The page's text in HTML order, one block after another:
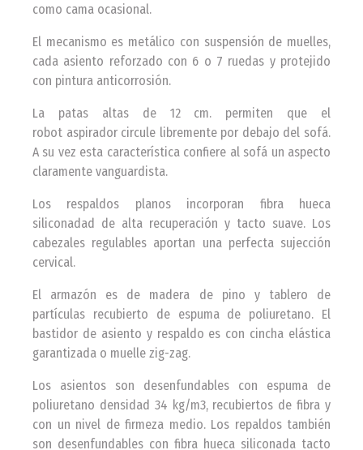
como cama ocasional.
El mecanismo es metálico con suspensión de muelles,
cada asiento reforzado con 6 o 7 ruedas y protejido
con pintura anticorrosión.
La patas altas de 12 cm. permiten que el
robot aspirador circule libremente por debajo del sofá.
A su vez esta característica confiere al sofá un aspecto
claramente vanguardista.
Los respaldos planos incorporan fibra hueca
siliconadad de alta recuperación y tacto suave. Los
cabezales regulables aportan una perfecta sujección
cervical.
El armazón es de madera de pino y tablero de
partículas recubierto de espuma de poliuretano. El
bastidor de asiento y respaldo es con cincha elástica
garantizada o muelle zig-zag.
Los asientos son desenfundables con espuma de
poliuretano densidad 34 kg/m3, recubiertos de fibra y
con un nivel de firmeza medio. Los repaldos también
son desenfundables con fibra hueca siliconada tacto